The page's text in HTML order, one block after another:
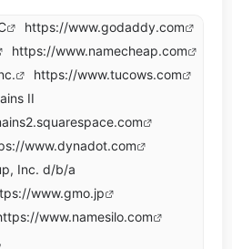
https://www.godaddy.com
https://www.namecheap.com
https://www.tucows.com
II
www.dynadot.com
Inc. d/b/a
www.gmo.jp
www.namesilo.com